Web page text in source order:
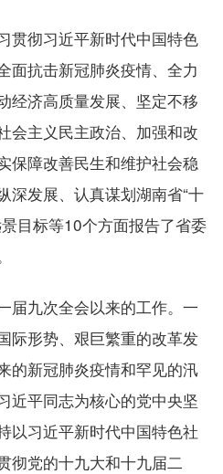
彻习近平新时代中国特色
面抗击新冠肺炎疫情、全力
经济高质量发展、坚定不移
会主义民主政治、加强和改
保障改善民生和维护社会稳
深发展、认真谋划湖南省“十
目标等10个方面报告了省委
九次全会以来的工作。一
际形势、艰巨繁重的改革发
的新冠肺炎疫情和罕见的汛
近平同志为核心的党中央坚
以习近平新时代中国特色社
彻党的十九大和十九届二